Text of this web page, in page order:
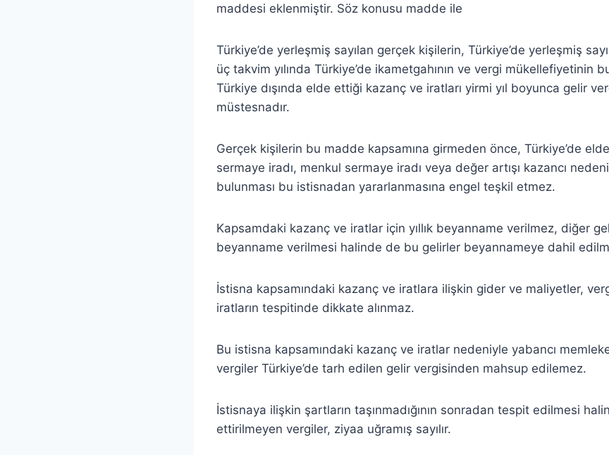
maddesi eklenmiştir. Söz konusu madde ile
Türkiye’de yerleşmiş sayılan gerçek kişilerin, Türkiye’de yerleşmiş
üç takvim yılında Türkiye’de ikametgahının ve vergi mükellefiyetinin
Türkiye dışında elde ettiği kazanç ve iratları yirmi yıl boyunca gelir
müstesnadır.
Gerçek kişilerin bu madde kapsamına girmeden önce, Türkiye’de
sermaye iradı, menkul sermaye iradı veya değer artışı kazancı
bulunması bu istisnadan yararlanmasına engel teşkil etmez.
Kapsamdaki kazanç ve iratlar için yıllık beyanname verilmez, diğer
beyanname verilmesi halinde de bu gelirler beyannameye dahil
İstisna kapsamındaki kazanç ve iratlara ilişkin gider ve maliyetler,
iratların tespitinde dikkate alınmaz.
Bu istisna kapsamındaki kazanç ve iratlar nedeniyle yabancı
vergiler Türkiye’de tarh edilen gelir vergisinden mahsup edilemez.
İstisnaya ilişkin şartların taşınmadığının sonradan tespit edilmesi
ettirilmeyen vergiler, ziyaa uğramış sayılır.